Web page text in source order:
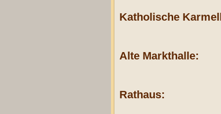
Katholische
Alte Markthalle:
Rathaus: